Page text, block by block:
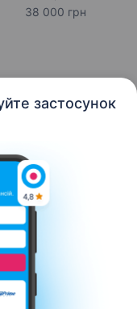
застосунок
38 000 грн
Кар’єра
використання